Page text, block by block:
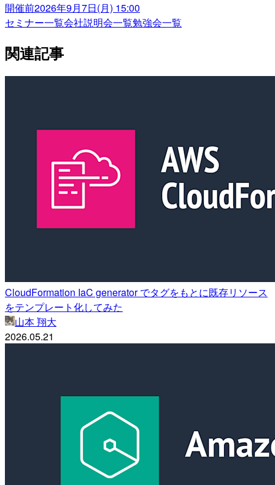
開催前2026年9月7日(月) 15:00
セミナー一覧会社説明会一覧勉強会一覧
関連記事
CloudFormation IaC generator でタグをもとに既存リソース
をテンプレート化してみた
山本 翔大
2026.05.21